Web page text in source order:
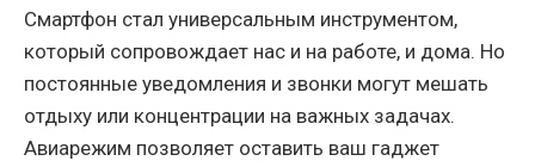
Смартфон стал универсальным инструментом,
который сопровождает нас и на работе, и дома. Но
постоянные уведомления и звонки могут мешать
отдыху или концентрации на важных задачах.
Авиарежим позволяет оставить ваш гаджет